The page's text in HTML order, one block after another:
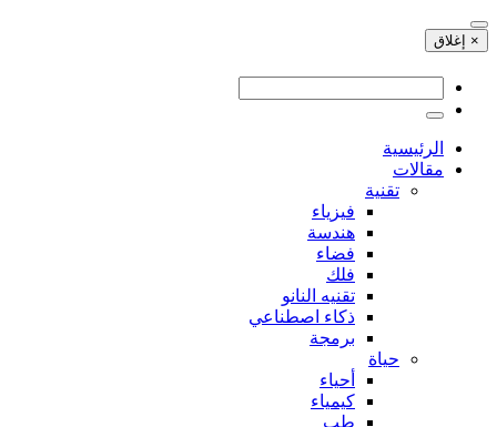
× إغلاق
الرئيسية
مقالات
تقنية
فيزياء
هندسة
فضاء
فلك
تقنيه النانو
ذكاء اصطناعي
برمجة
حياة
أحياء
كيمياء
طب